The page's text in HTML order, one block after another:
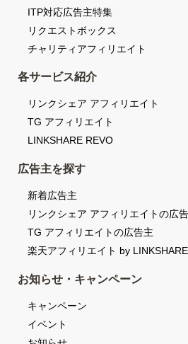
ITP対応広告主特集
リクエストボックス
チャリティアフィリエイト
各サービス紹介
リンクシェア アフィリエイト
TG アフィリエイト
LINKSHARE REVO
広告主を探す
新着広告主
リンクシェア アフィリエイトの広
TG アフィリエイトの広告主
楽天アフィリエイト by LINKSHARE
お知らせ・キャンペーン
キャンペーン
イベント